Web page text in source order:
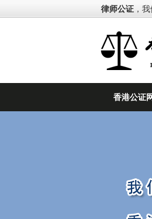
律师公证 ，
香港公证